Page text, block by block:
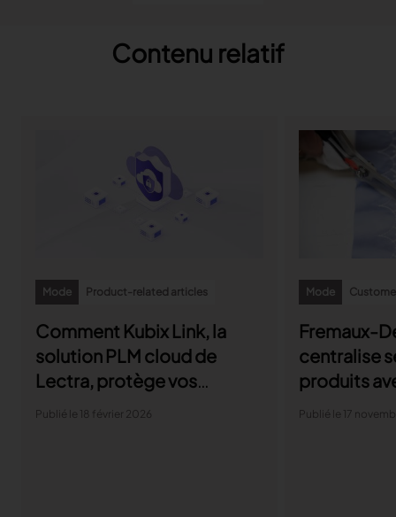
Contenu relatif
Mode Product-related articles
Comment Kubix Link, la
solution PLM cloud de
Lectra, protège vos
données
Publié le 18 février 2026
Mode
Fremaux-
centralise
produits
PLM
Publié le 17